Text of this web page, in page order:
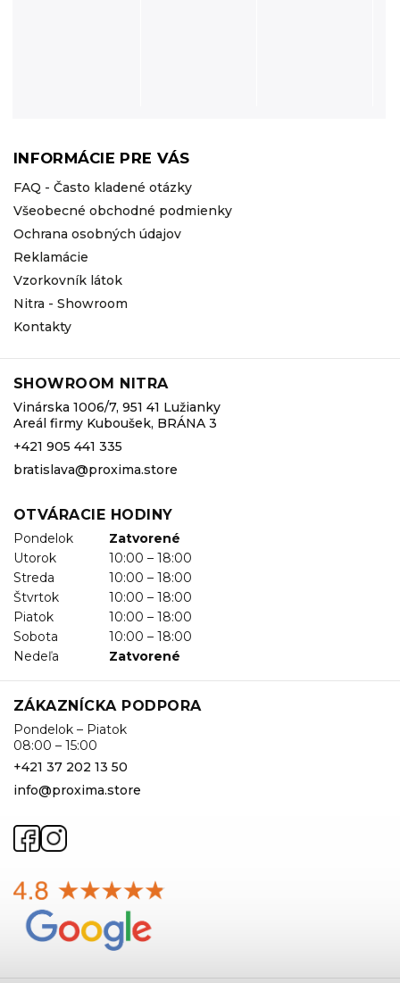
INFORMÁCIE PRE VÁS
FAQ - Často kladené otázky
Všeobecné obchodné podmienky
Ochrana osobných údajov
Reklamácie
Vzorkovník látok
Nitra - Showroom
Kontakty
SHOWROOM NITRA
Vinárska 1006/7, 951 41 Lužianky
Areál firmy Kuboušek, BRÁNA 3
+421 905 441 335
bratislava@proxima.store
OTVÁRACIE HODINY
Pondelok
Zatvorené
Utorok
10:00 – 18:00
Streda
10:00 – 18:00
Štvrtok
10:00 – 18:00
Piatok
10:00 – 18:00
Sobota
10:00 – 18:00
Nedeľa
Zatvorené
ZÁKAZNÍCKA PODPORA
Pondelok – Piatok
08:00 – 15:00
+421 37 202 13 50
info@proxima.store